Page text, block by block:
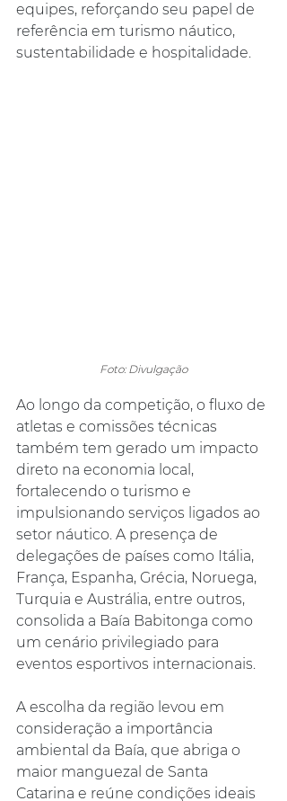
equipes, reforçando seu papel de
referência em turismo náutico,
sustentabilidade e hospitalidade.
Foto: Divulgação
Ao longo da competição, o fluxo de
atletas e comissões técnicas
também tem gerado um impacto
direto na economia local,
fortalecendo o turismo e
impulsionando serviços ligados ao
setor náutico. A presença de
delegações de países como Itália,
França, Espanha, Grécia, Noruega,
Turquia e Austrália, entre outros,
consolida a Baía Babitonga como
um cenário privilegiado para
eventos esportivos internacionais.
A escolha da região levou em
consideração a importância
ambiental da Baía, que abriga o
maior manguezal de Santa
Catarina e reúne condições ideais